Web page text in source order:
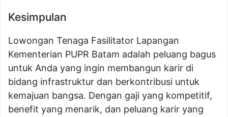
Kesimpulan
Lowongan Tenaga Fasilitator Lapangan
Kementerian PUPR Batam adalah peluang bagus
untuk Anda yang ingin membangun karir di
bidang infrastruktur dan berkontribusi untuk
kemajuan bangsa. Dengan gaji yang kompetitif,
benefit yang menarik, dan peluang karir yang